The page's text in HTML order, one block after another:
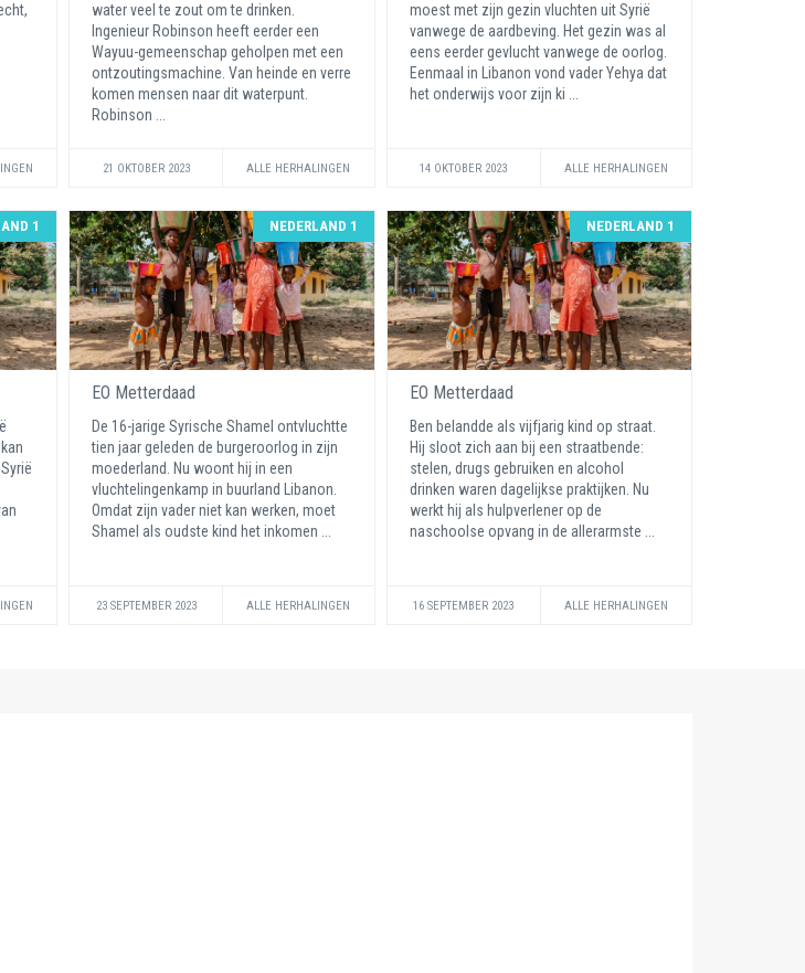
water veel te zout om te drinken.
Ingenieur Robinson heeft eerder een
Wayuu-gemeenschap geholpen met een
ontzoutingsmachine. Van heinde en verre
komen mensen naar dit waterpunt.
Robinson ...
21 OKTOBER 2023 ALLE HERHALINGEN
moest met zijn gezin vluchten uit Syrië
vanwege de aardbeving. Het gezin was al
eens eerder gevlucht vanwege de oorlog.
Eenmaal in Libanon vond vader Yehya dat
het onderwijs voor zijn ki ...
14 OKTOBER 2023 ALLE HERHALINGEN
1 NEDERLAND 1
EO Metterdaad
De 16-jarige Syrische Shamel ontvluchtte
tien jaar geleden de burgeroorlog in zijn
moederland. Nu woont hij in een
vluchtelingenkamp in buurland Libanon.
Omdat zijn vader niet kan werken, moet
Shamel als oudste kind het inkomen ...
23 SEPTEMBER 2023 ALLE HERHALINGEN
NEDERLAND 1
EO Metterdaad
Ben belandde als vijfjarig kind op straat.
Hij sloot zich aan bij een straatbende:
stelen, drugs gebruiken en alcohol
drinken waren dagelijkse praktijken. Nu
werkt hij als hulpverlener op de
naschoolse opvang in de allerarmste ...
16 SEPTEMBER 2023 ALLE HERHALINGEN